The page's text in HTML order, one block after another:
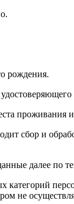
рождения.
проживания
сбор и
далее по
категорий
не